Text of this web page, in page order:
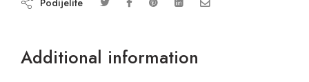
Additional information